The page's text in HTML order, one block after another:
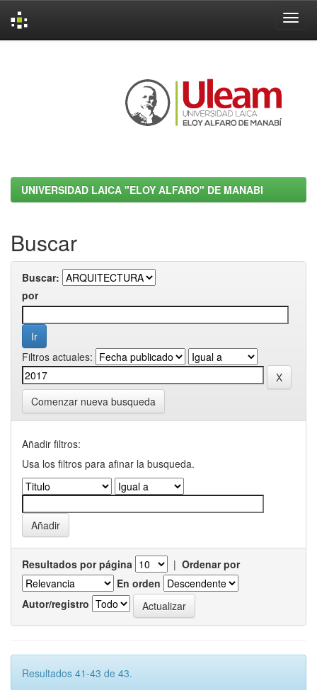
UNIVERSIDAD LAICA "ELOY ALFARO" DE MANABI
Buscar
Buscar:
por
Filtros actuales:
Comenzar nueva busqueda
Añadir filtros:
Usa los filtros para afinar la busqueda.
Resultados por página | Ordenar por
En orden
Autor/registro
Resultados 41-43 de 43.